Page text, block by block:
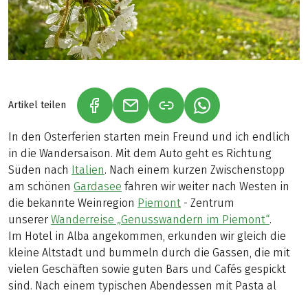
Artikel teilen (LINK ÖFFNET IN NEUEM TAB)
(LINK ÖFFNET IN NEUEM TAB)
(LINK ÖFFNET IN
In den Osterferien starten mein Freund und ich endlich
in die Wandersaison. Mit dem Auto geht es Richtung
Süden nach Italien. Nach einem kurzen Zwischenstopp
am schönen Gardasee fahren wir weiter nach Westen in
die bekannte Weinregion Piemont - Zentrum
unserer Wanderreise „Genusswandern im Piemont“.
Im Hotel in Alba angekommen, erkunden wir gleich die
kleine Altstadt und bummeln durch die Gassen, die mit
vielen Geschäften sowie guten Bars und Cafés gespickt
sind. Nach einem typischen Abendessen mit Pasta al